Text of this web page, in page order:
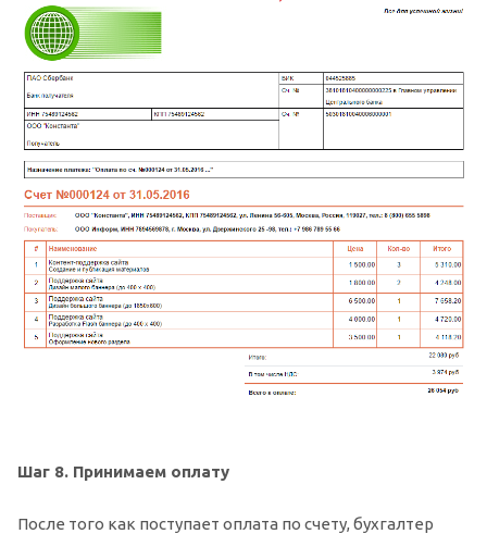
Шаг 8. Принимаем оплату
После того как поступает оплата по счету, бухгалтер